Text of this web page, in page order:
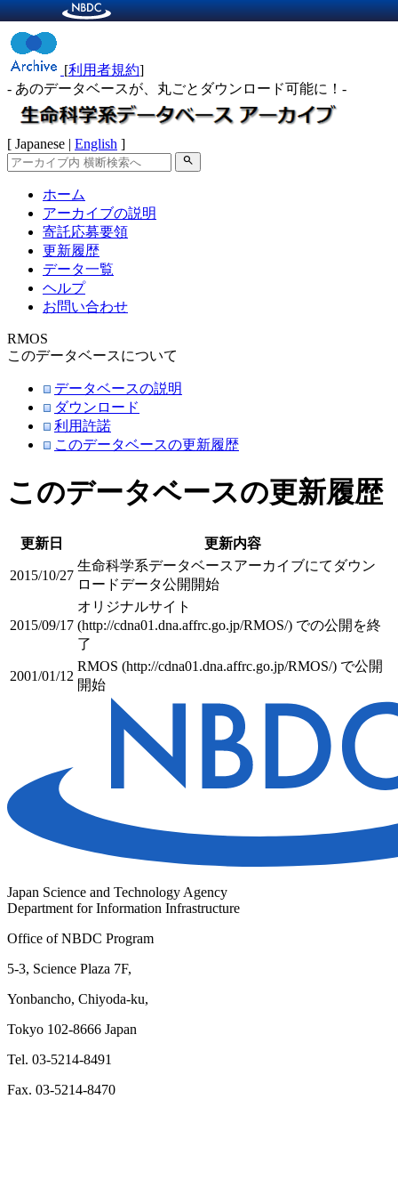
[利用者規約]
- あのデータベースが、丸ごとダウンロード可能に！-
[ Japanese | English ]
search
ホーム
アーカイブの説明
寄託応募要領
更新履歴
データ一覧
ヘルプ
お問い合わせ
RMOS
このデータベースについて
データベースの説明
ダウンロード
利用許諾
このデータベースの更新履歴
このデータベースの更新履歴
更新日 更新内容
2015/10/27
生命科学系データベースアーカイブにてダウン
ロードデータ公開開始
2015/09/17
オリジナルサイト
(http://cdna01.dna.affrc.go.jp/RMOS/) での公開を終
了
2001/01/12
RMOS (http://cdna01.dna.affrc.go.jp/RMOS/) で公開
開始
Japan Science and Technology Agency
Department for Information Infrastructure
Office of NBDC Program
5-3, Science Plaza 7F,
Yonbancho, Chiyoda-ku,
Tokyo 102-8666 Japan
Tel. 03-5214-8491
Fax. 03-5214-8470